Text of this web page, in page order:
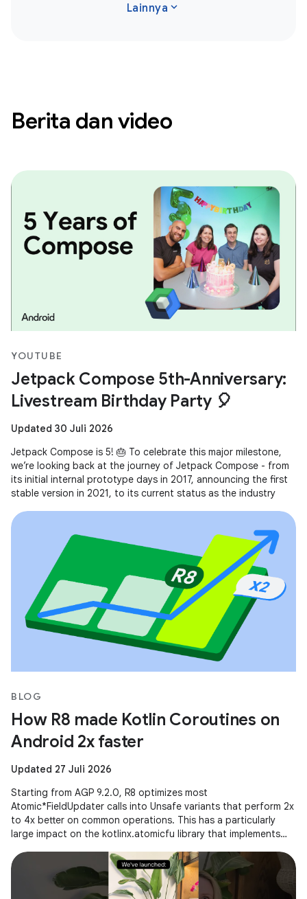
Lainnya expand_more
Berita dan video
YOUTUBE
Jetpack Compose 5th-Anniversary:
Livestream Birthday Party 🎈
Updated 30 Juli 2026
Jetpack Compose is 5! 🎂 To celebrate this major milestone,
we’re looking back at the journey of Jetpack Compose - from
its initial internal prototype days in 2017, announcing the first
stable version in 2021, to its current status as the industry
BLOG
How R8 made Kotlin Coroutines on
Android 2x faster
Updated 27 Juli 2026
Starting from AGP 9.2.0, R8 optimizes most
Atomic*FieldUpdater calls into Unsafe variants that perform 2x
to 4x better on common operations. This has a particularly
large impact on the kotlinx.atomicfu library that implements